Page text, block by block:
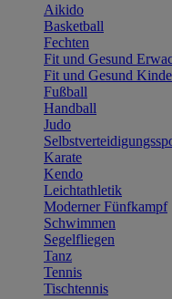
Aikido
Basketball
Fechten
Fit und Gesund
Fit und Gesund
Fußball
Handball
Judo
Karate
Kendo
Leichtathletik
Moderner Fünfkampf
Schwimmen
Segelfliegen
Tanz
Tennis
Tischtennis